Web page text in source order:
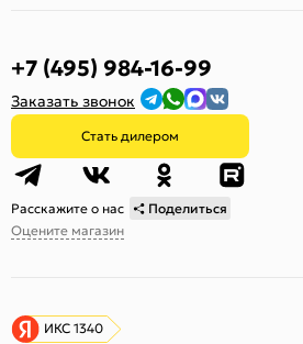
+7 (495) 984-16-99
Заказать звонок
Стать дилером
Расскажите о нас
Поделиться
Оцените магазин
ИКС 1340